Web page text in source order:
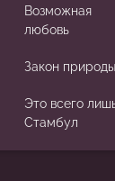
Возможная
любовь
Закон природы
Это всего
Стамбул